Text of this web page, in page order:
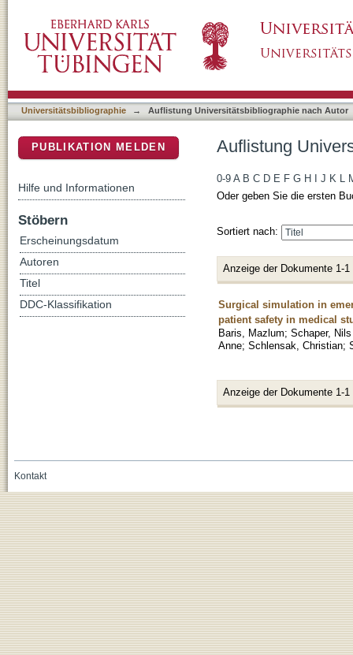
Universitätsbibliographie → Auflistung Universitätsbibliographie nach Autor
Auflistung
0-9 A B C D E F G H J K L
Oder geben Sie die ersten
Sortiert nach:
Anzeige der Dokumente 1-1
Surgical simulation in
patient safety in medical
Baris, Mazlum; Schaper,
Anne; Schlensak, Christian;
Anzeige der Dokumente 1-1
PUBLIKATION MELDEN
Hilfe und Informationen
Stöbern
Erscheinungsdatum
Autoren
Titel
DDC-Klassifikation
Kontakt